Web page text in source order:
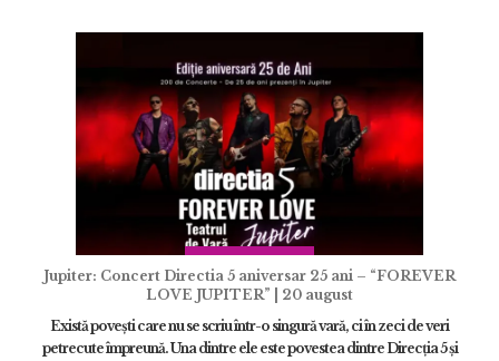
Jupiter: Concert Directia 5 aniversar 25 ani – “FOREVER
LOVE JUPITER” | 20 august
Există povești care nu se scriu într-o singură vară, ci în zeci de veri
petrecute împreună. Una dintre ele este povestea dintre Direcția 5 și